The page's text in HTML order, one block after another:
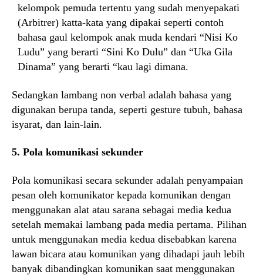
kelompok pemuda tertentu yang sudah menyepakati
(Arbitrer) katta-kata yang dipakai seperti contoh
bahasa gaul kelompok anak muda kendari “Nisi Ko
Ludu” yang berarti “Sini Ko Dulu” dan “Uka Gila
Dinama” yang berarti “kau lagi dimana.
Sedangkan lambang non verbal adalah bahasa yang
digunakan berupa tanda, seperti gesture tubuh, bahasa
isyarat, dan lain-lain.
5. Pola komunikasi sekunder
Pola komunikasi secara sekunder adalah penyampaian
pesan oleh komunikator kepada komunikan dengan
menggunakan alat atau sarana sebagai media kedua
setelah memakai lambang pada media pertama. Pilihan
untuk menggunakan media kedua disebabkan karena
lawan bicara atau komunikan yang dihadapi jauh lebih
banyak dibandingkan komunikan saat menggunakan